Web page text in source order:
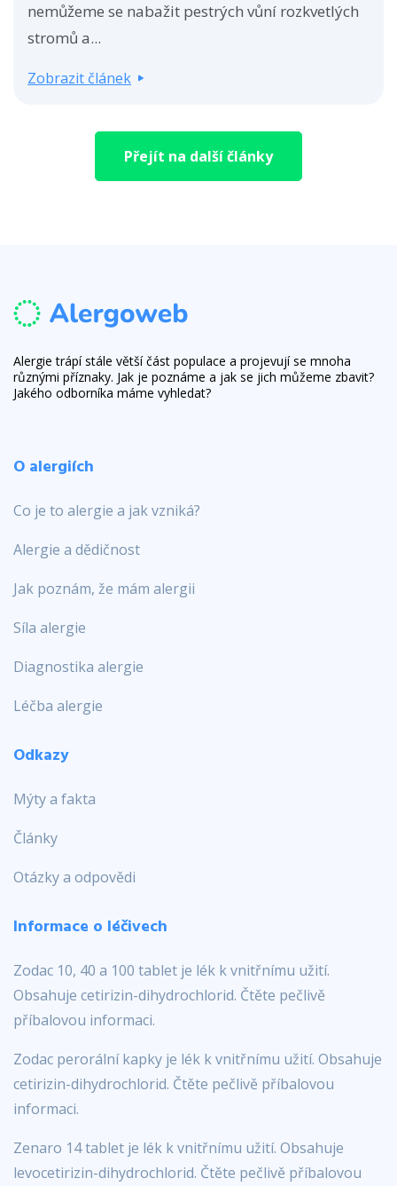
nemůžeme se nabažit pestrých vůní rozkvetlých
stromů a...
Zobrazit článek
Přejít na další články
Alergie trápí stále větší část populace a projevují se mnoha
různými příznaky. Jak je poznáme a jak se jich můžeme zbavit?
Jakého odborníka máme vyhledat?
O alergiích
Co je to alergie a jak vzniká?
Alergie a dědičnost
Jak poznám, že mám alergii
Síla alergie
Diagnostika alergie
Léčba alergie
Odkazy
Mýty a fakta
Články
Otázky a odpovědi
Informace o léčivech
Zodac 10, 40 a 100 tablet je lék k vnitřnímu užití.
Obsahuje cetirizin-dihydrochlorid. Čtěte pečlivě
příbalovou informaci.
Zodac perorální kapky je lék k vnitřnímu užití. Obsahuje
cetirizin-dihydrochlorid. Čtěte pečlivě příbalovou
informaci.
Zenaro 14 tablet je lék k vnitřnímu užití. Obsahuje
levocetirizin-dihydrochlorid. Čtěte pečlivě příbalovou